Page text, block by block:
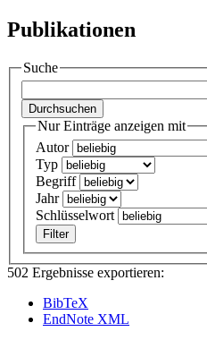
Publikationen
Suche
Nur Einträge anzeigen mit
Autor
Typ
Begriff
Jahr
Schlüsselwort
502 Ergebnisse exportieren:
BibTeX
EndNote XML